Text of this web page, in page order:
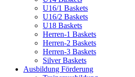
U16/1 Baskets
U16/2 Baskets
U18 Baskets
Herren-1 Baskets
Herren-2 Baskets
Herren-3 Baskets
Silver Baskets
Ausbildung Förderung